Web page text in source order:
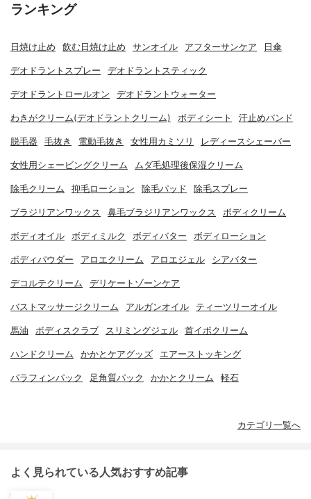
ランキング
日焼け止め 飲む日焼け止め サンオイル アフターサンケア 日傘
デオドラントスプレー デオドラントスティック
デオドラントロールオン デオドラントウォーター
わきがクリーム(デオドラントクリーム) ボディシート 汗止めバンド
脱毛器 毛抜き 電動毛抜き 女性用カミソリ レディースシェーバー
女性用シェービングクリーム ムダ毛処理後保湿クリーム
除毛クリーム 抑毛ローション 除毛パッド 除毛スプレー
ブラジリアンワックス 鼻毛ブラジリアンワックス ボディクリーム
ボディオイル ボディミルク ボディバター ボディローション
ボディパウダー アロエクリーム アロエジェル シアバター
デコルテクリーム デリケートゾーンケア
バストマッサージクリーム アルガンオイル ティーツリーオイル
馬油 ボディスクラブ スリミングジェル 首イボクリーム
ハンドクリーム かかとケアグッズ エアーストッキング
パラフィンパック 足角質パック かかとクリーム 軽石
カテゴリ一覧へ
よく見られている人気おすすめ記事